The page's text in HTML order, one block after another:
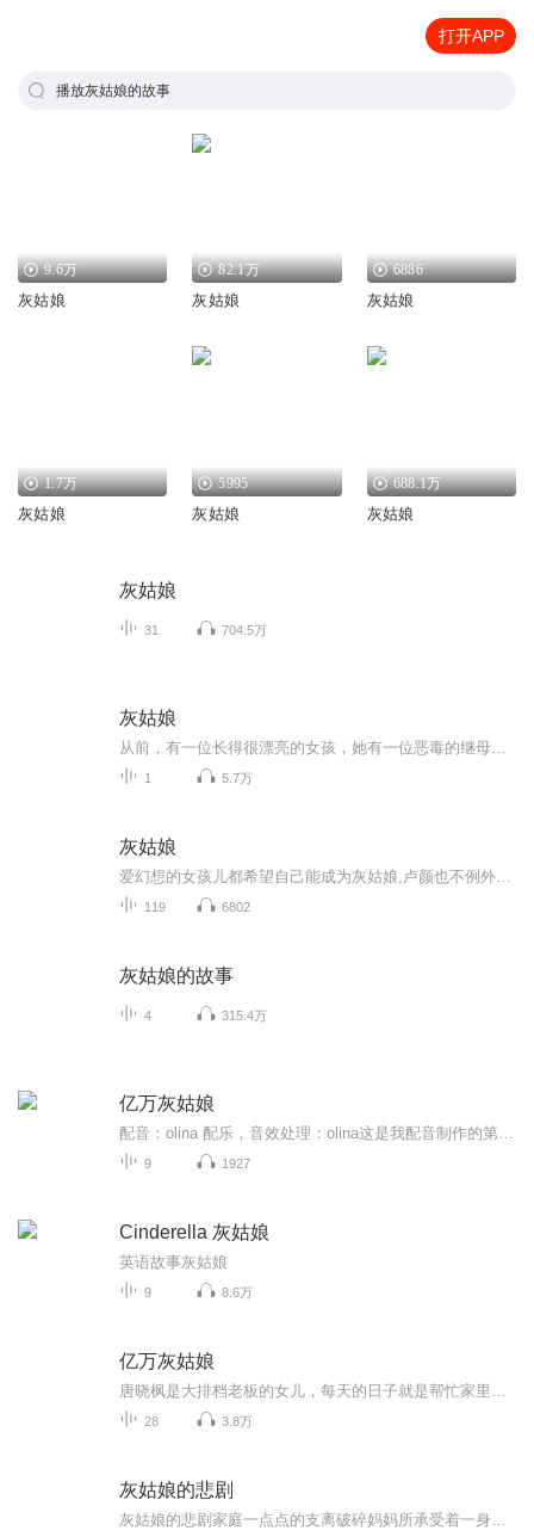
打开APP
播放灰姑娘的故事
9.6万
灰姑娘
82.1万
灰姑娘
6886
灰姑娘
1.7万
灰姑娘
5995
灰姑娘
688.1万
灰姑娘
灰姑娘
31 704.5万
灰姑娘
1 5.7万
灰姑娘
119 6802
灰姑娘的故事
4 315.4万
亿万灰姑娘
9 1927
Cinderella 灰姑娘
英语故事灰姑娘
9 8.6万
亿万灰姑娘
28 3.8万
灰姑娘的悲剧